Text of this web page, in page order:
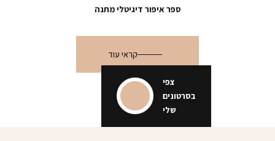
ספר איפור דיגיטלי מתנה
קראי עוד
צפי
בסרטונים
שלי